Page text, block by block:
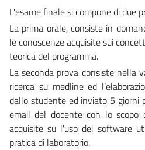
L'esame finale si compone di due
La prima orale, consiste in
le conoscenze acquisite sui
teorica del programma.
La seconda prova consiste nella
ricerca su medline ed
dallo studente ed inviato 5 giorni
email del docente con lo scopo
acquisite su l'uso dei software
pratica di laboratorio.